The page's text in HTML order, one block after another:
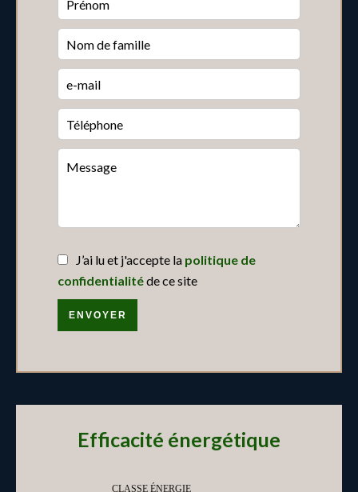
J’ai lu et j'accepte la politique de
confidentialitéde ce site
ENVOYER
Efficacité énergétique